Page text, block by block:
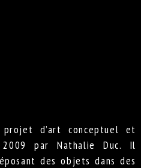
d’art conceptuel et
par Nathalie Duc. Il
des objets dans des